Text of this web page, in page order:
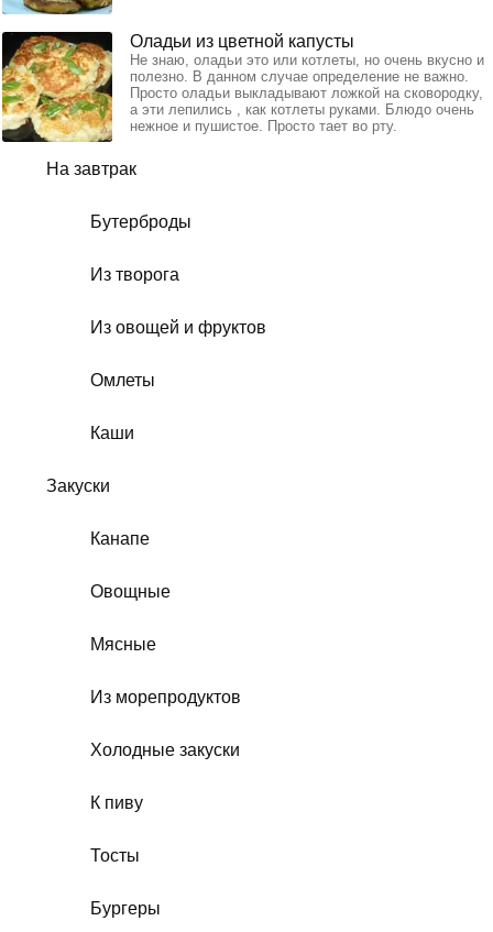
На завтрак
Бутерброды
Из творога
Из овощей и фруктов
Омлеты
Каши
Закуски
Канапе
Овощные
Мясные
Из морепродуктов
Холодные закуски
К пиву
Тосты
Бургеры
Оладьи из цветной капусты
Не знаю, оладьи это или котлеты, но очень вкусно и
полезно. В данном случае определение не важно.
Просто оладьи выкладывают ложкой на сковородку,
а эти лепились , как котлеты руками. Блюдо очень
нежное и пушистое. Просто тает во рту.